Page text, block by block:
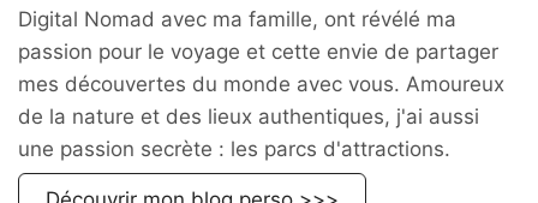
Digital Nomad avec ma famille, ont révélé ma
passion pour le voyage et cette envie de partager
mes découvertes du monde avec vous. Amoureux
de la nature et des lieux authentiques, j'ai aussi
une passion secrète : les parcs d'attractions.